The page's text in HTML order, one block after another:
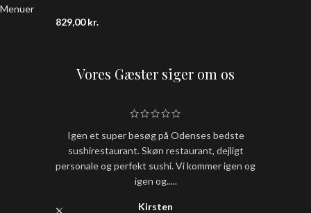
Menuer
829,00kr.
Vores Gæster siger om os
Igen et super besøg på Odenses bedste
sushirestaurant. Skøn restaurant, dejligt
personale og perfekt sushi. Vi kommer igen og
igen og.....
Kirsten